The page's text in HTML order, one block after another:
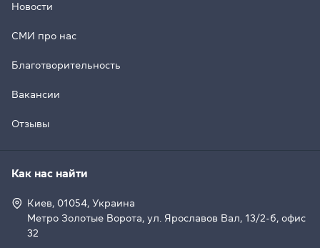
Новости
СМИ про нас
Благотворительность
Вакансии
Отзывы
Как нас найти
Киев, 01054, Украина
Метро Золотые Ворота, ул. Ярославов Вал, 13/2-б, офис
32